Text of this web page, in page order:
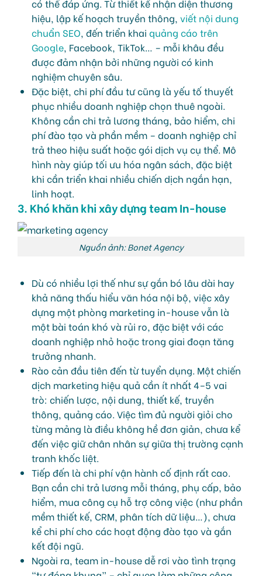
có thể đáp ứng. Từ thiết kế nhận diện thương
hiệu, lập kế hoạch truyền thông, viết nội dung
chuẩn SEO, đến triển khai quảng cáo trên
Google, Facebook, TikTok… – mỗi khâu đều
được đảm nhận bởi những người có kinh
nghiệm chuyên sâu.
Đặc biệt, chi phí đầu tư cũng là yếu tố thuyết
phục nhiều doanh nghiệp chọn thuê ngoài.
Không cần chi trả lương tháng, bảo hiểm, chi
phí đào tạo và phần mềm – doanh nghiệp chỉ
trả theo hiệu suất hoặc gói dịch vụ cụ thể. Mô
hình này giúp tối ưu hóa ngân sách, đặc biệt
khi cần triển khai nhiều chiến dịch ngắn hạn,
linh hoạt.
3. Khó khăn khi xây dựng team In-house
Nguồn ảnh: Bonet Agency
Dù có nhiều lợi thế như sự gắn bó lâu dài hay
khả năng thấu hiểu văn hóa nội bộ, việc xây
dựng một phòng marketing in-house vẫn là
một bài toán khó và rủi ro, đặc biệt với các
doanh nghiệp nhỏ hoặc trong giai đoạn tăng
trưởng nhanh.
Rào cản đầu tiên đến từ tuyển dụng. Một chiến
dịch marketing hiệu quả cần ít nhất 4–5 vai
trò: chiến lược, nội dung, thiết kế, truyền
thông, quảng cáo. Việc tìm đủ người giỏi cho
từng mảng là điều không hề đơn giản, chưa kể
đến việc giữ chân nhân sự giữa thị trường cạnh
tranh khốc liệt.
Tiếp đến là chi phí vận hành cố định rất cao.
Bạn cần chi trả lương mỗi tháng, phụ cấp, bảo
hiểm, mua công cụ hỗ trợ công việc (như phần
mềm thiết kế, CRM, phân tích dữ liệu…), chưa
kể chi phí cho các hoạt động đào tạo và gắn
kết đội ngũ.
Ngoài ra, team in-house dễ rơi vào tình trạng